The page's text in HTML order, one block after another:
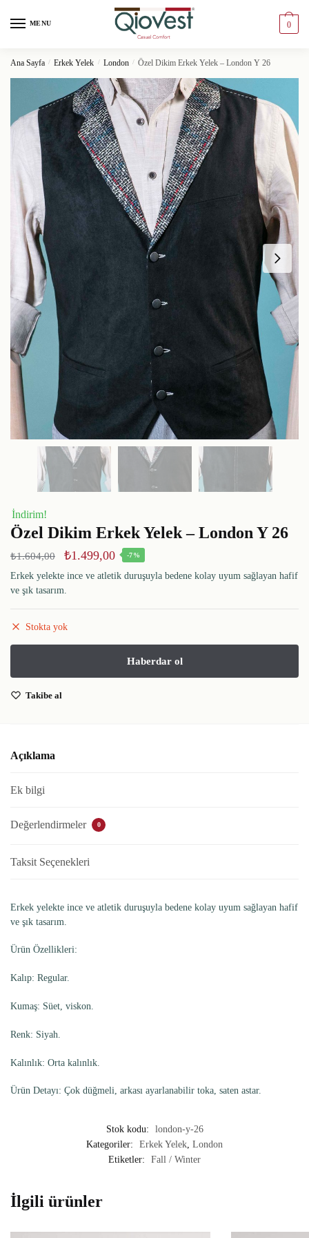
MENU 0
Ana Sayfa / Erkek Yelek / London / Özel Dikim Erkek Yelek – London Y 26
İndirim!
Özel Dikim Erkek Yelek – London Y 26
₺1.604,00 ₺1.499,00 -7%
Erkek yelekte ince ve atletik duruşuyla bedene kolay uyum sağlayan hafif
ve şık tasarım.
Stokta yok
Takibe al
Açıklama
Ek bilgi
Değerlendirmeler 0
Taksit Seçenekleri
Erkek yelekte ince ve atletik duruşuyla bedene kolay uyum sağlayan hafif
ve şık tasarım.
Ürün Özellikleri:
Kalıp: Regular.
Kumaş: Süet, viskon.
Renk: Siyah.
Kalınlık: Orta kalınlık.
Ürün Detayı: Çok düğmeli, arkası ayarlanabilir toka, saten astar.
Stok kodu:
london-y-26
Kategoriler:
Erkek Yelek, London
Etiketler:
Fall / Winter
İlgili ürünler